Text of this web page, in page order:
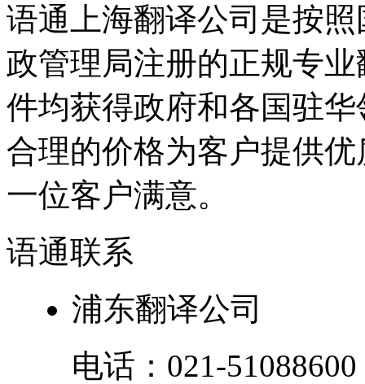
语通上海翻译公司是按
政管理局注册的正规专
件均获得政府和各国驻
合理的价格为客户提供
一位客户满意。
语通联系
浦东翻译公司
电话： 021-51088600